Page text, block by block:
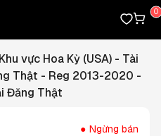
vực Hoa Kỳ (USA) - Tài
Thật - Reg 2013-2020 -
Đăng Thật
Ngừng bán